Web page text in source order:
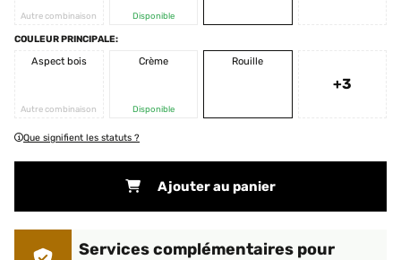
Autre combinaison Disponible
COULEUR PRINCIPALE:
Aspect bois
Autre combinaison
Crème
Disponible
Rouille
+3
Que signifient les statuts ?
Ajouter au panier
Services complémentaires pour